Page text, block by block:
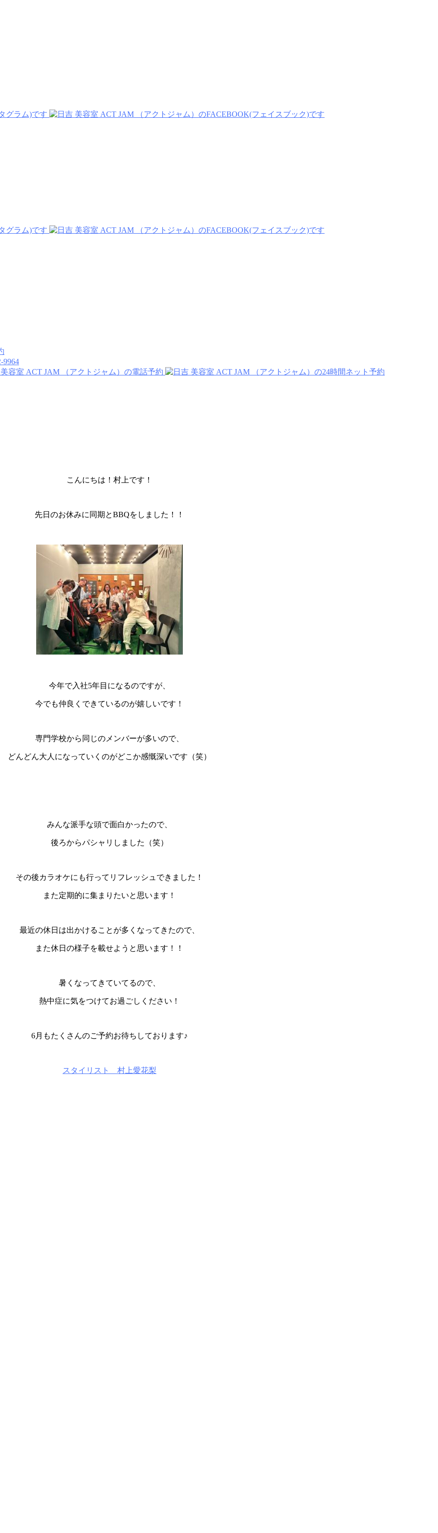
9964
こんにちは！村上です！
先日のお休みに同期とBBQをしました！！
今年で入社5年目になるのですが、
今でも仲良くできているのが嬉しいです！
専門学校から同じのメンバーが多いので、
どんどん大人になっていくのがどこか感慨深いです（笑）
みんな派手な頭で面白かったので、
後ろからパシャリしました（笑）
その後カラオケにも行ってリフレッシュできました！
また定期的に集まりたいと思います！
最近の休日は出かけることが多くなってきたので、
また休日の様子を載せようと思います！！
暑くなってきていてるので、
熱中症に気をつけてお過ごしください！
6月もたくさんのご予約お待ちしております♪
スタイリスト 村上愛花梨